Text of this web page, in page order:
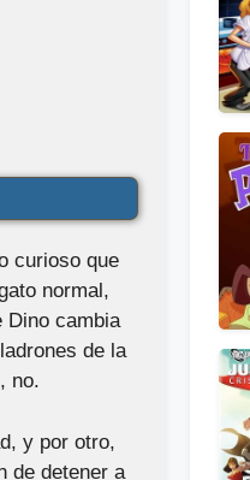
curioso que
normal,
Dino cambia
de la
no.
y por otro,
de detener a